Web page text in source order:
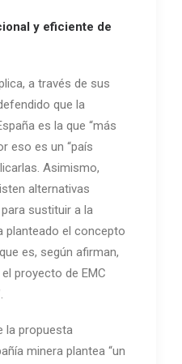
y eficiente de
a través de sus
que la
es la que “más
eso es un “país
Asimismo,
alternativas
sustituir a la
planteado el concepto
es, según afirman,
proyecto de EMC
la propuesta
minera plantea “un